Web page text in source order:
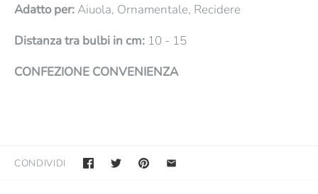
Adatto per:Aiuola, Ornamentale, Recidere
Distanza tra bulbi in cm: 10 - 15
CONFEZIONE CONVENIENZA
CONDIVIDI